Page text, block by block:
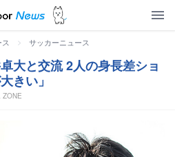
> サッカーニュース
大と交流 2人の身長差ショ
きい」
ZONE